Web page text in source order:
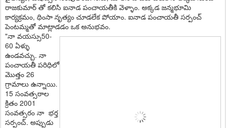
రాజకుమార్ తో కలిసి ఐనాడ పంచాయతీకి వెళ్ళాం. అక్కడ జన్మభూమి
కార్యక్రమం, థింసా నృత్యం చూడలేక పోయాం. ఐనాడ పంచాయతీ సర్పంచ్
పెంటమ్మతో మాట్లాడడం ఒక అనుభవం.
"నా వయస్సు50-
60 ఏళ్ళు
ఉండవచ్చు. నా
పంచాయతీ పరిధిలో
మొత్తం 26
గ్రామాలు ఉన్నాయి.
15 సంవత్సరాల
క్రితం 2001
సంవత్సరం నా భర్త
సర్పంచ్. అప్పుడు